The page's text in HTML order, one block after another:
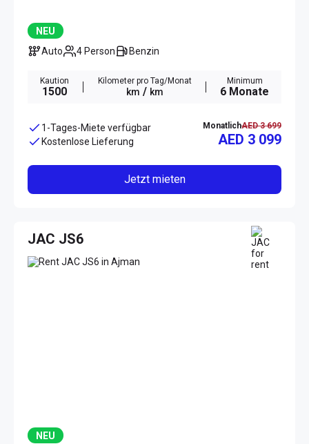
NEU
Auto
4 Person Benzin
Kaution
1500
Kilometer pro Tag/Monat
km / km
Minimum
6 Monate
1-Tages-Miete verfügbar
Kostenlose Lieferung
MonatlichAED 3 699
AED 3 099
Jetzt mieten
JAC JS6
NEU